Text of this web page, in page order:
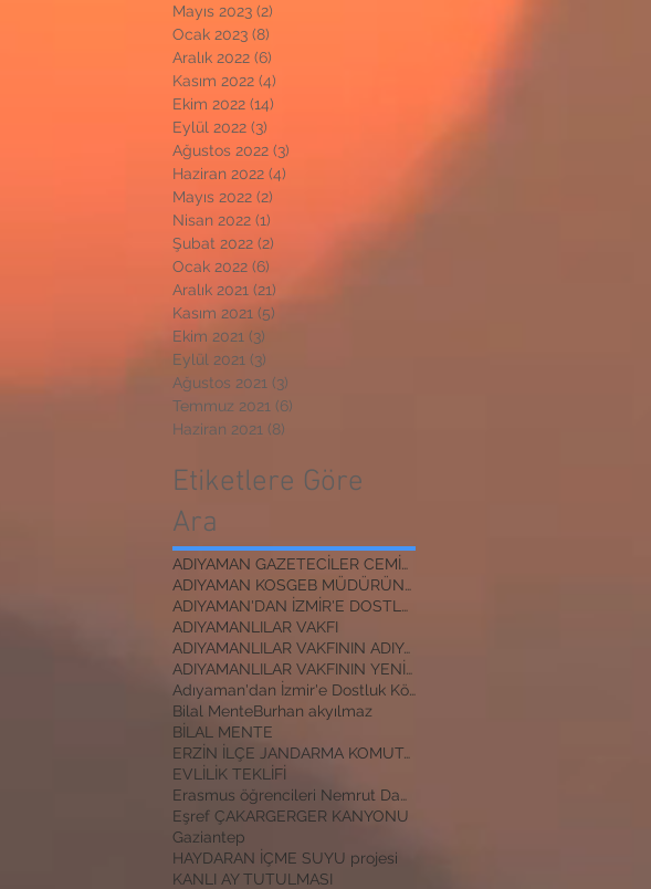
Mayıs 2023 (2)
Ocak 2023 (8)
Aralık 2022 (6)
Kasım 2022 (4)
Ekim 2022 (14)
Eylül 2022 (3)
Ağustos 2022 (3)
Haziran 2022 (4)
Mayıs 2022 (2)
Nisan 2022 (1)
Şubat 2022 (2)
Ocak 2022 (6)
Aralık 2021 (21)
Kasım 2021 (5)
Ekim 2021 (3)
Eylül 2021 (3)
Ağustos 2021 (3)
Temmuz 2021 (6)
Haziran 2021 (8)
Etiketlere Göre
Ara
ADIYAMAN GAZETECİLER CEMİYETİ BAŞKANI
ADIYAMAN KOSGEB MÜDÜRÜNE ZİYARET
ADIYAMAN'DAN İZMİR'E DOSTLUK KÖPRÜSÜ
ADIYAMANLILAR VAKFI
ADIYAMANLILAR VAKFININ ADIYAMAN ŞUBESİ YENİ BAŞKAN
ADIYAMANLILAR VAKFININ YENİ BAŞKANI
Adıyaman'dan İzmir'e Dostluk Köprüsü
Bilal MenteBurhan akyılmaz
BİLAL MENTE
ERZİN İLÇE JANDARMA KOMUTANI
EVLİLİK TEKLİFİ
Erasmus öğrencileri Nemrut Dağı Milli Parkında
Eşref ÇAKARGERGER KANYONU
Gaziantep
HAYDARAN İÇME SUYU projesi
KANLI AY TUTULMASI